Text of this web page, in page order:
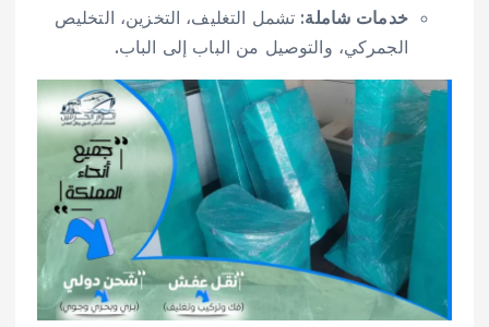
خدمات شاملة: تشمل التغليف، التخزين، التخليص
الجمركي، والتوصيل من الباب إلى الباب.